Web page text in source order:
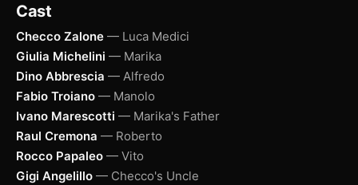
Cast
Checco Zalone — Luca Medici
Giulia Michelini — Marika
Dino Abbrescia — Alfredo
Fabio Troiano — Manolo
Ivano Marescotti — Marika's Father
Raul Cremona — Roberto
Rocco Papaleo — Vito
Gigi Angelillo — Checco's Uncle